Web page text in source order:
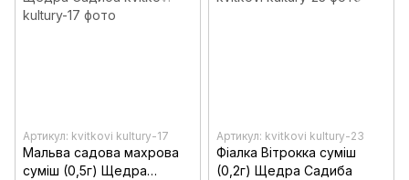
Артикул: kvitkovi kultury-17
Мальва садова махрова
суміш (0,5г) Щедра
Артикул: kvitkovi kultury-23
Фіалка Вітрокка суміш
(0,2г) Щедра Садиба